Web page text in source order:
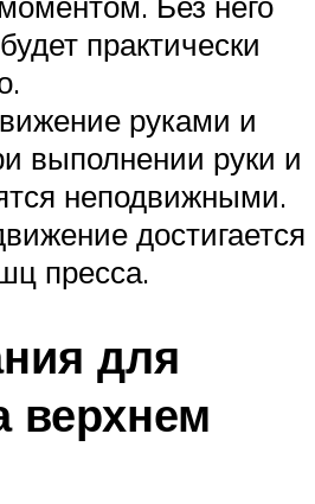
практически
руками и
выполнении руки и
неподвижными.
достигается
пресса.
для
верхнем